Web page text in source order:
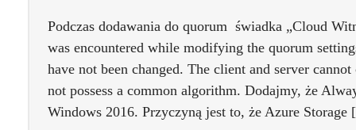
Podczas dodawania do quorum świadka „Cloud
was encountered while modifying the quorum
have not been changed. The client and server
not possess a common algorithm. Dodajmy, że
Windows 2016. Przyczyną jest to, że Azure